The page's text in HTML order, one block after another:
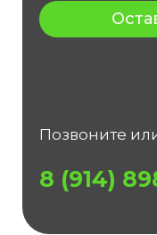
8 (914)
Позвоните